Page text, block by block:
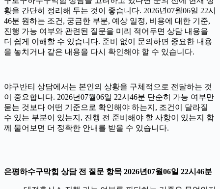
황을 간단히 정리해 두는 것이 좋습니다. 2026년07월06일 22시
46분 원하는 조건, 궁금한 부분, 예상 일정, 비용에 대한 기준,
진행 가능 여부와 관련된 질문을 미리 적어두면 상담 내용을
더 쉽게 이해할 수 있습니다. 준비 없이 문의하면 중요한 내용
을 놓치거나 같은 내용을 다시 확인해야 할 수 있습니다.
야구반티 상담에서는 본인의 상황을 구체적으로 전달하는 것
이 중요합니다. 2026년07월06일 22시46분 단순히 가능 여부만
묻는 것보다 어떤 기준으로 확인해야 하는지, 조건이 달라질
수 있는 부분이 있는지, 진행 전 준비해야 할 사항이 있는지 함
께 물어보면 더 정확한 안내를 받을 수 있습니다.
은평하수구막힘 상담 전 질문 항목 2026년07월06일 22시46분